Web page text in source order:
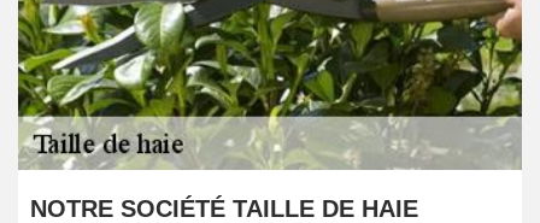
NOTRE SOCIÉTÉ TAILLE DE HAIE